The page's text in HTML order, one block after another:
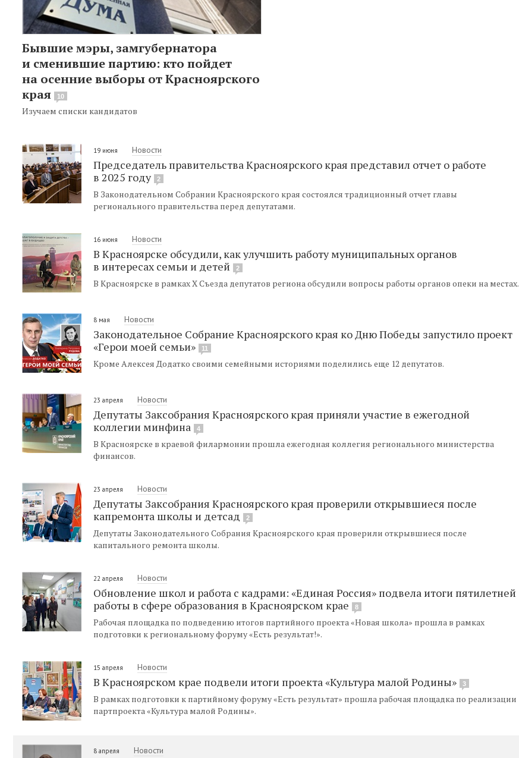
Бывшие мэры, замгубернатора
и сменившие партию: кто пойдет
на осенние выборы от Красноярского
края
10
Изучаем списки кандидатов
19 июня Новости
Председатель правительства Красноярского края представил отчет о работе
в 2025 году
2
В Законодательном Собрании Красноярского края состоялся традиционный отчет главы
регионального правительства перед депутатами.
16 июня Новости
В Красноярске обсудили, как улучшить работу муниципальных органов
в интересах семьи и детей
2
В Красноярске в рамках X Съезда депутатов региона обсудили вопросы работы органов опеки на местах.
8 мая Новости
Законодательное Собрание Красноярского края ко Дню Победы запустило проект
«Герои моей семьи»
11
Кроме Алексея Додатко своими семейными историями поделились еще 12 депутатов.
23 апреля Новости
Депутаты Заксобрания Красноярского края приняли участие в ежегодной
коллегии минфина
4
В Красноярске в краевой филармонии прошла ежегодная коллегия регионального министерства
финансов.
23 апреля Новости
Депутаты Заксобрания Красноярского края проверили открывшиеся после
капремонта школы и детсад
2
Депутаты Законодательного Собрания Красноярского края проверили открывшиеся после
капитального ремонта школы.
22 апреля Новости
Обновление школ и работа с кадрами: «Единая Россия» подвела итоги пятилетней
работы в сфере образования в Красноярском крае
8
Рабочая площадка по подведению итогов партийного проекта «Новая школа» прошла в рамках
подготовки к региональному форуму «Есть результат!».
15 апреля Новости
В Красноярском крае подвели итоги проекта «Культура малой Родины» 3
В рамках подготовки к партийному форуму «Есть результат» прошла рабочая площадка по реализации
партпроекта «Культура малой Родины».
8 апреля Новости